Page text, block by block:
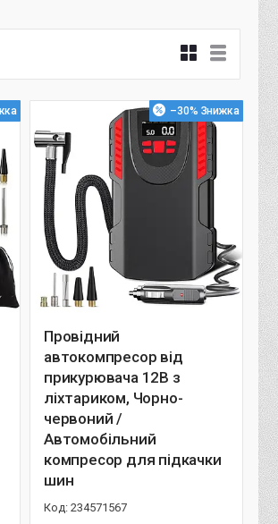
–30%
Провідний
автокомпресор від
прикурювача 12В з
ліхтариком, Чорно-
червоний /
Автомобільний
компресор для підкачки
шин
234571567